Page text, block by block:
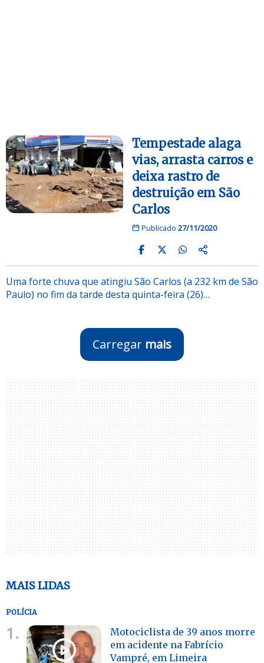
Tempestade alaga
vias, arrasta carros e
deixa rastro de
destruição em São
Carlos
Publicado 27/11/2020
Uma forte chuva que atingiu São Carlos (a 232 km de São
Paulo) no fim da tarde desta quinta-feira (26)…
Carregar mais
MAIS LIDAS
POLÍCIA
1.
Motociclista de 39 anos morre
em acidente na Fabrício
Vampré, em Limeira